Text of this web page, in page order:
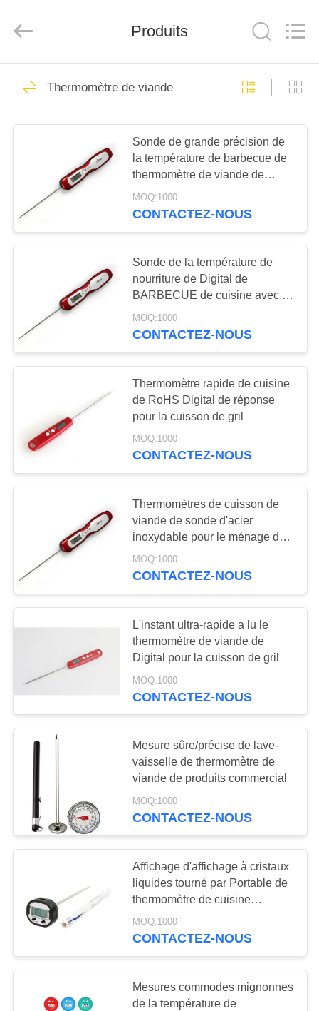
MAISON
PRODUITS
VIDÉOS
PROPOS
NOUS
VISITE
L'USINE
DE
QUALITÉ
NOUVELLES
LES
AFFAIRES
DEMANDEZ
UN DEVIS
PLAN
SITE
PRIVACY
Mélanger le
thermomètre
Thermomètre de
four
23
Thermomètre de
viande
31
Thermomètre de
congélateur de
réfrigérateur
10
L'instant a lu le
thermomètre
numérique
thermomètre digital
étanche
11
Produits
Thermomètre de viande
Sonde de grande précision de
la température de barbecue de
thermomètre de viande de
230C Digital
MOQ:1000
CONTACTEZ-NOUS
Sonde de la température de
nourriture de Digital de
BARBECUE de cuisine avec la
production d'électricité
automatique
MOQ:1000
CONTACTEZ-NOUS
Thermomètre rapide de cuisine
de RoHS Digital de réponse
pour la cuisson de gril
MOQ:1000
CONTACTEZ-NOUS
Thermomètres de cuisson de
viande de sonde d'acier
inoxydable pour le ménage de
cuisine
MOQ:1000
CONTACTEZ-NOUS
L'instant ultra-rapide a lu le
thermomètre de viande de
Digital pour la cuisson de gril
MOQ:1000
CONTACTEZ-NOUS
Mesure sûre/précise de lave-
vaisselle de thermomètre de
viande de produits commercial
MOQ:1000
CONTACTEZ-NOUS
Affichage d'affichage à cristaux
liquides tourné par Portable de
thermomètre de cuisine
familiale de BBQ grand pour la
lecture facile
MOQ:1000
CONTACTEZ-NOUS
Mesures commodes mignonnes
de la température de